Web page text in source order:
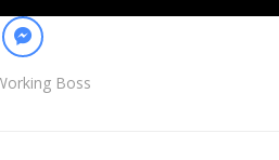
Boss